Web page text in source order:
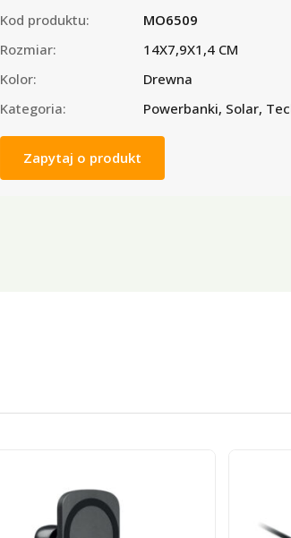
Kod produktu:
MO6509
Rozmiar:
14X7,9X1,4 CM
Kolor:
Drewna
Kategoria:
Powerbanki, Solar,
Zapytaj o produkt